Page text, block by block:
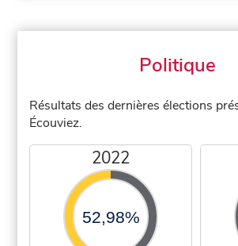
Politique
Résultats des dernières élections
Écouviez.
2022
52,98%